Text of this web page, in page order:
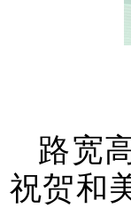
路宽
祝贺和